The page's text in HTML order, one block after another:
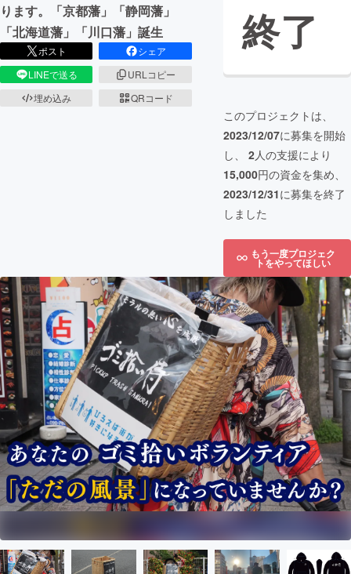
ります。「京都藩」「静岡藩」
「北海道藩」「川口藩」誕生
ポスト
シェア
LINEで送る
URLコピー
埋め込み
QRコード
終了
このプロジェクトは、
2023/12/07に募集を開始
し、 2人の支援により
15,000円の資金を集め、
2023/12/31に募集を終了
しました
もう一度プロジェク
トをやってほしい